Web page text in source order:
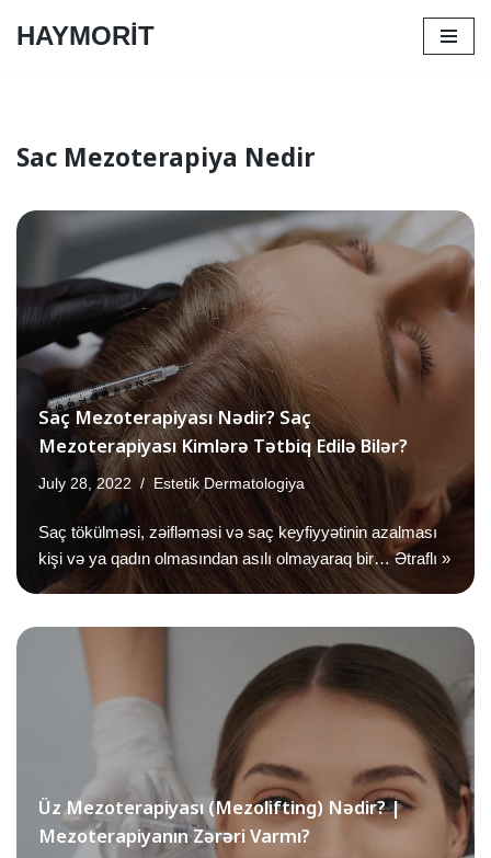
HAYMORİT
Sac Mezoterapiya Nedir
Saç Mezoterapiyası Nədir? Saç
Mezoterapiyası Kimlərə Tətbiq Edilə Bilər?
July 28, 2022 Estetik Dermatologiya
Saç tökülməsi, zəifləməsi və saç keyfiyyətinin azalması
kişi və ya qadın olmasından asılı olmayaraq bir…Ətraflı »
Üz Mezoterapiyası (Mezolifting) Nədir? |
Mezoterapiyanın Zərəri Varmı?